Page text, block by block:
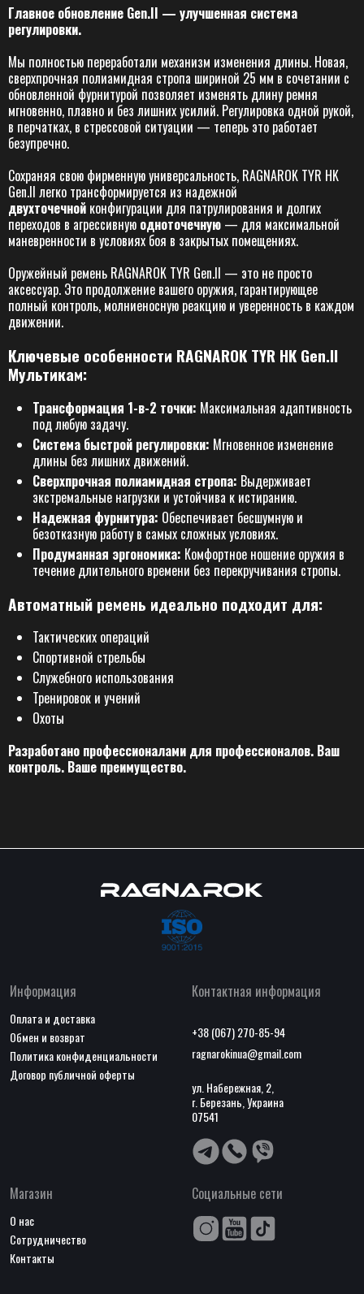
Главное обновление Gen.II — улучшенная система
регулировки.
Мы полностью переработали механизм изменения длины. Новая,
сверхпрочная полиамидная стропа шириной 25 мм в сочетании с
обновленной фурнитурой позволяет изменять длину ремня
мгновенно, плавно и без лишних усилий. Регулировка одной рукой,
в перчатках, в стрессовой ситуации — теперь это работает
безупречно.
Сохраняя свою фирменную универсальность, RAGNAROK TYR HK
Gen.II легко трансформируется из надежной
двухточечной конфигурации для патрулирования и долгих
переходов в агрессивную одноточечную — для максимальной
маневренности в условиях боя в закрытых помещениях.
Оружейный ремень RAGNAROK TYR Gen.II — это не просто
аксессуар. Это продолжение вашего оружия, гарантирующее
полный контроль, молниеносную реакцию и уверенность в каждом
движении.
Ключевые особенности RAGNAROK TYR HK Gen.II
Мультикам:
Трансформация 1-в-2 точки: Максимальная адаптивность
под любую задачу.
Система быстрой регулировки: Мгновенное изменение
длины без лишних движений.
Сверхпрочная полиамидная стропа: Выдерживает
экстремальные нагрузки и устойчива к истиранию.
Надежная фурнитура: Обеспечивает бесшумную и
безотказную работу в самых сложных условиях.
Продуманная эргономика: Комфортное ношение оружия в
течение длительного времени без перекручивания стропы.
Автоматный ремень идеально подходит для:
Тактических операций
Спортивной стрельбы
Служебного использования
Тренировок и учений
Охоты
Разработано профессионалами для профессионалов. Ваш
контроль. Ваше преимущество.
Информация
Оплата и доставка
Обмен и возврат
Политика конфиденциальности
Договор публичной оферты
Магазин
О нас
Сотрудничество
Контакты
Социальные сети
Контактная информация
+38 (067) 270-85-94
ragnarokinua@gmail.com
ул. Набережная, 2,
г. Березань, Украина
07541